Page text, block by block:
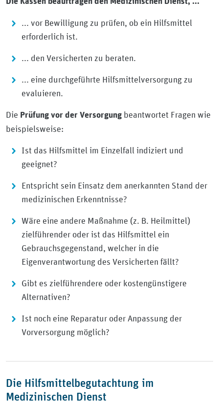
... vor Bewilligung zu prüfen, ob ein Hilfsmittel
erforderlich ist.
... den Versicherten zu beraten.
... eine durchgeführte Hilfsmittelversorgung zu
evaluieren.
Die Prüfung vor der Versorgung beantwortet Fragen wie
beispielsweise:
Ist das Hilfsmittel im Einzelfall indiziert und
geeignet?
Entspricht sein Einsatz dem anerkannten Stand der
medizinischen Erkenntnisse?
Wäre eine andere Maßnahme (z. B. Heilmittel)
zielführender oder ist das Hilfsmittel ein
Gebrauchsgegenstand, welcher in die
Eigenverantwortung des Versicherten fällt?
Gibt es zielführendere oder kostengünstigere
Alternativen?
Ist noch eine Reparatur oder Anpassung der
Vorversorgung möglich?
Die Hilfsmittelbegutachtung im
Medizinischen Dienst